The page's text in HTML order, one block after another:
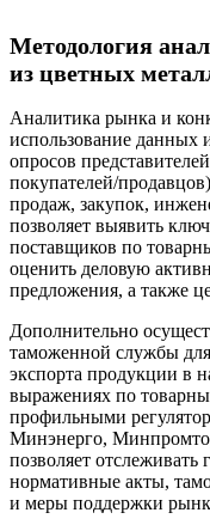
Методология
из цветных
Аналитика рынка и
использование данных
опросов
покупателей/
продаж, закупок,
позволяет выявить
поставщиков по
оценить деловую
предложения, а также
Дополнительно
таможенной службы
экспорта продукции в
выражениях по
профильными
Минэнерго,
позволяет отслеживать
нормативные акты,
и меры поддержки